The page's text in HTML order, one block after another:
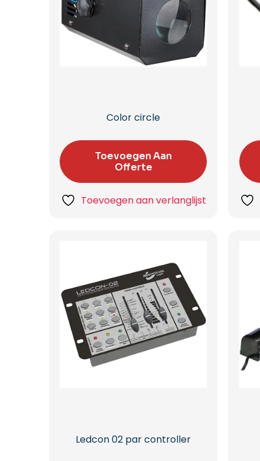
Color circle
Toevoegen Aan
Offerte
Toevoegen aan verlanglijst
Ledcon 02 par controller